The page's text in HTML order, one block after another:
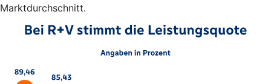
Marktdurchschnitt.